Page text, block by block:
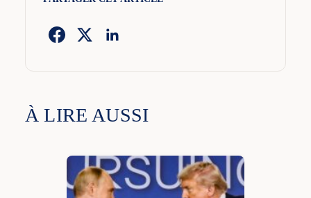
À LIRE AUSSI